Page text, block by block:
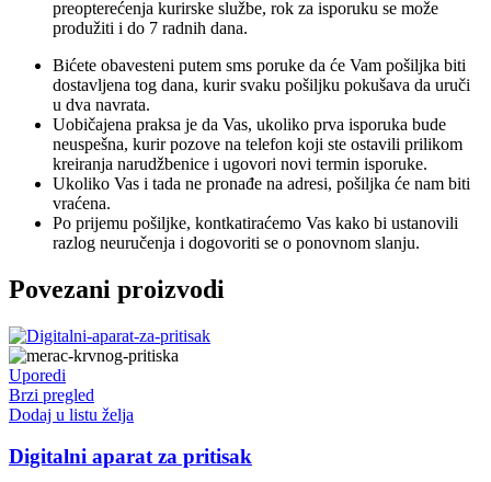
preopterećenja kurirske službe, rok za isporuku se može
produžiti i do 7 radnih dana.
Bićete obavesteni putem sms poruke da će Vam pošiljka biti
dostavljena tog dana, kurir svaku pošiljku pokušava da uruči
u dva navrata.
Uobičajena praksa je da Vas, ukoliko prva isporuka bude
neuspešna, kurir pozove na telefon koji ste ostavili prilikom
kreiranja narudžbenice i ugovori novi termin isporuke.
Ukoliko Vas i tada ne pronađe na adresi, pošiljka će nam biti
vraćena.
Po prijemu pošiljke, kontkatiraćemo Vas kako bi ustanovili
razlog neuručenja i dogovoriti se o ponovnom slanju.
Povezani proizvodi
Uporedi
Brzi pregled
Dodaj u listu želja
Digitalni aparat za pritisak